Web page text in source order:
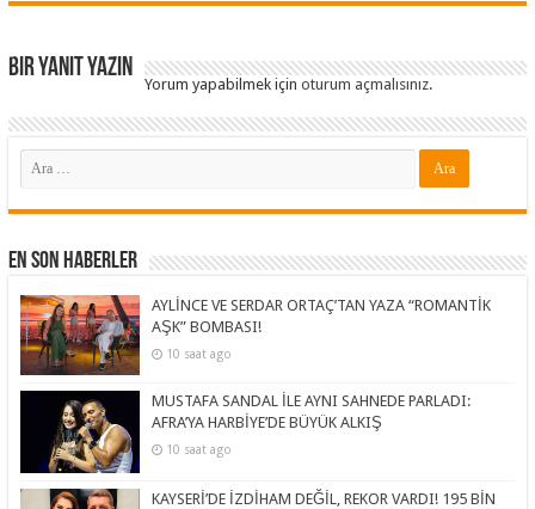
Bir yanıt yazın
Yorum yapabilmek içinoturum açmalısınız.
En Son Haberler
AYLİNCE VE SERDAR ORTAÇ’TAN YAZA “ROMANTİK
AŞK” BOMBASI!
10 saat ago
MUSTAFA SANDAL İLE AYNI SAHNEDE PARLADI:
AFRA’YA HARBİYE’DE BÜYÜK ALKIŞ
10 saat ago
KAYSERİ’DE İZDİHAM DEĞİL, REKOR VARDI! 195 BİN